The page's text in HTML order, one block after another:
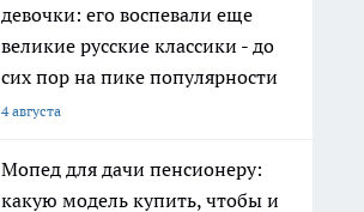
девочки: его воспевали еще
великие русские классики - до
сих пор на пике популярности
4 августа
Мопед для дачи пенсионеру:
какую модель купить, чтобы и